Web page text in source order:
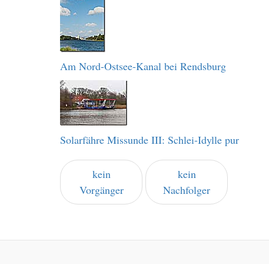
Am Nord-Ostsee-Kanal bei Rendsburg
Solarfähre Missunde III: Schlei-Idylle pur
kein
Vorgänger
kein
Nachfolger